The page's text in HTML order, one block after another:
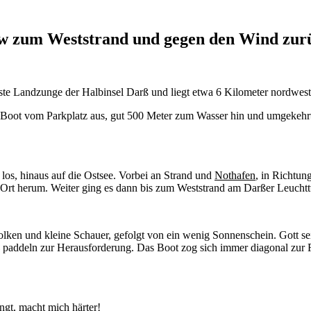
zum Weststrand und gegen den Wind
Landzunge der Halbinsel Darß und liegt etwa 6 Kilometer
vom Parkplatz aus, gut 500 Meter zum Wasser hin und
los, hinaus auf die Ostsee. Vorbei an Strand und Nothafen, in
herum. Weiter ging es dann bis zum Weststrand am Darßer
und kleine Schauer, gefolgt von ein wenig Sonnenschein. Gott
zur Herausforderung. Das Boot zog sich immer diagonal
macht mich härter!